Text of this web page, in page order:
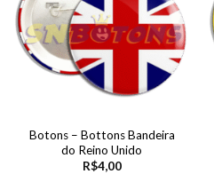
Botons – Bottons Bandeira
do Reino Unido
R$4,00